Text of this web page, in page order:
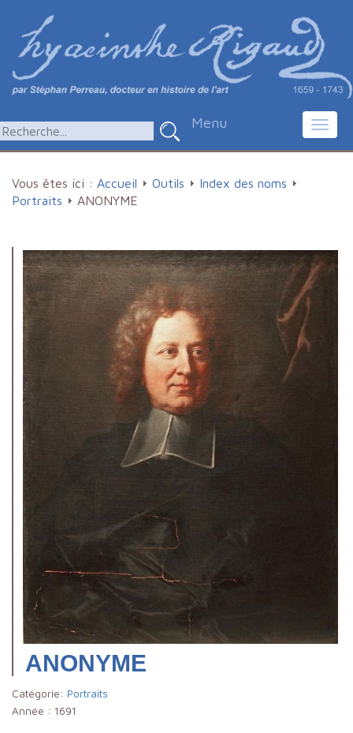
Menu
Vous êtes ici : Accueil Outils
Index des noms
Portraits
ANONYME
ANONYME
Catégorie: Portraits
Année : 1691